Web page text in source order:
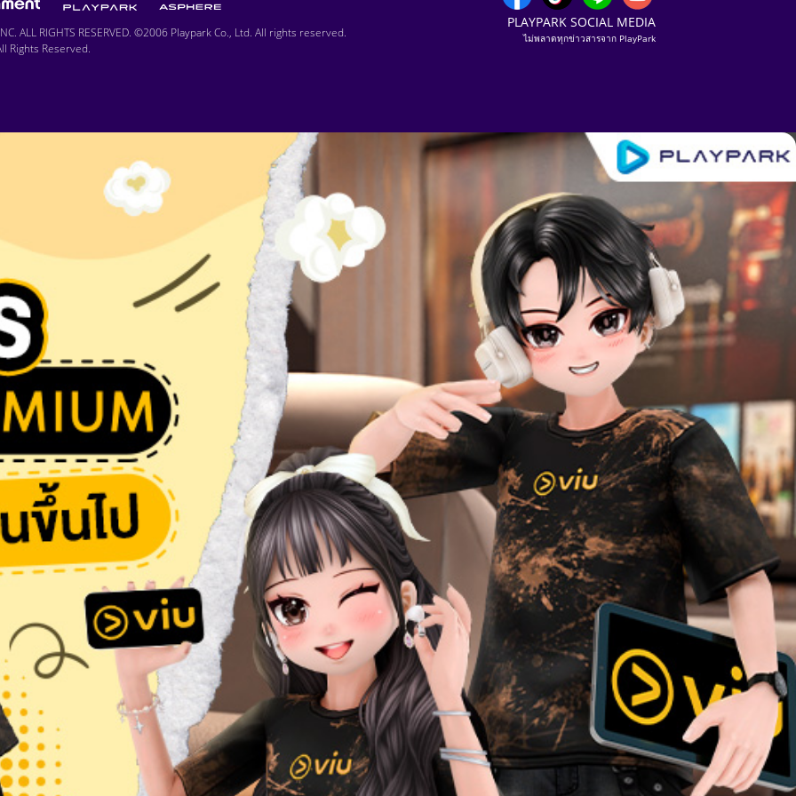
PLAYPARK SOCIAL MEDIA
ไม่พลาดทุกข่าวสารจาก PlayPark
ALL RIGHTS RESERVED. ©2006 Playpark Co., Ltd. All rights reserved.
Rights Reserved.